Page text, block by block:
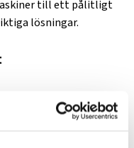
till ett pålitligt
lösningar.